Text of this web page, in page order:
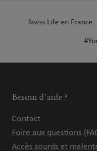
Swiss Life en France
Besoin d'aide ?
Contact
Foire aux questions
Accès sourds et